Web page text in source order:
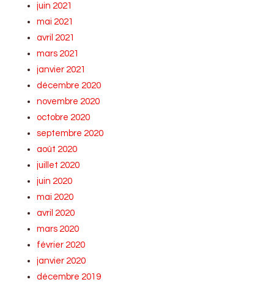
juin 2021
mai 2021
avril 2021
mars 2021
janvier 2021
décembre 2020
novembre 2020
octobre 2020
septembre 2020
août 2020
juillet 2020
juin 2020
mai 2020
avril 2020
mars 2020
février 2020
janvier 2020
décembre 2019